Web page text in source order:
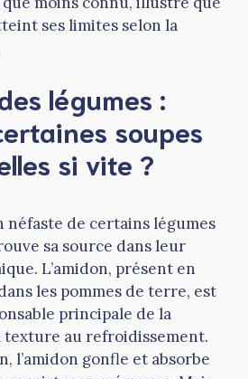
ses limites selon la
légumes :
soupes
si vite ?
de certains légumes
sa source dans leur
L’amidon, présent en
les pommes de terre, est
principale de la
texture au refroidissement.
l’amidon gonfle et absorbe